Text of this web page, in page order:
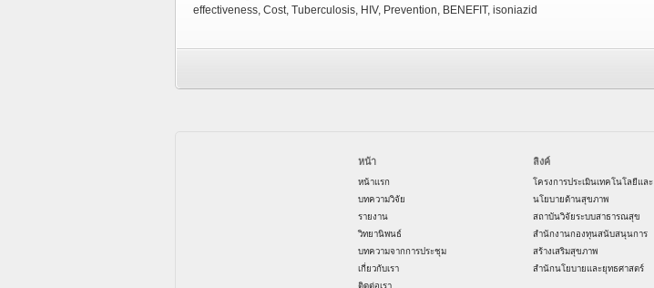
effectiveness, Cost, Tuberculosis, HIV, Prevention, BENEFIT, isoniazid
หน้า
หน้าแรก
บทความวิจัย
รายงาน
วิทยานิพนธ์
บทความจากการประชุม
เกี่ยวกับเรา
ลิงค์
โครงการประเมินเทคโนโลยีและ
นโยบายด้านสุขภาพ
สถาบันวิจัยระบบสาธารณสุข
สำนักงานกองทุนสนับสนุนการ
สร้างเสริมสุขภาพ
สำนักนโยบายและยุทธศาสตร์